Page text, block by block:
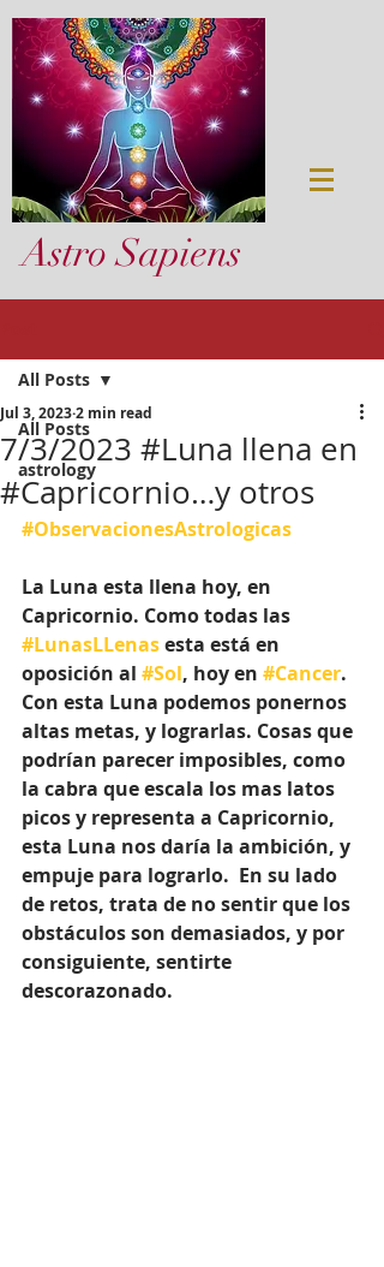
Astro Sapiens
All Posts
astrology
All Posts
7/3/2023 #Luna llena en
#Capricornio…y otros
Jul 3, 20232 min read
#ObservacionesAstrologicas
La Luna esta llena hoy, en
Capricornio. Como todas las
#LunasLLenas esta está en
oposición al #Sol, hoy en #Cancer.
Con esta Luna podemos ponernos
altas metas, y lograrlas. Cosas que
podrían parecer imposibles, como
la cabra que escala los mas latos
picos y representa a Capricornio,
esta Luna nos daría la ambición, y
empuje para lograrlo.  En su lado
de retos, trata de no sentir que los
obstáculos son demasiados, y por
consiguiente, sentirte
descorazonado.